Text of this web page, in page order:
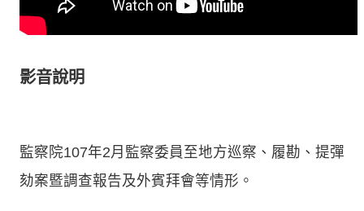
影音說明
監察院107年2月監察委員至地方巡察、履勘、提彈
劾案暨調查報告及外賓拜會等情形。